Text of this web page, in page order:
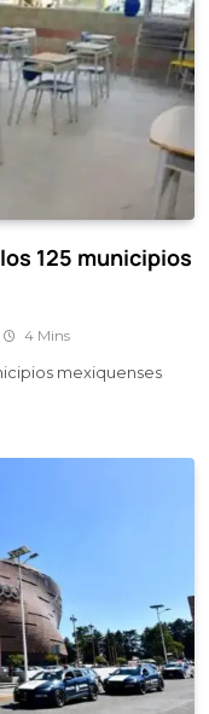
125 municipios
4 Mins
mexiquenses